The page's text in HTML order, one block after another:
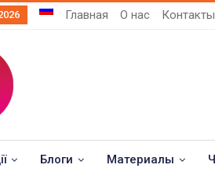
Главная О нас Контакты
Блоги Материалы